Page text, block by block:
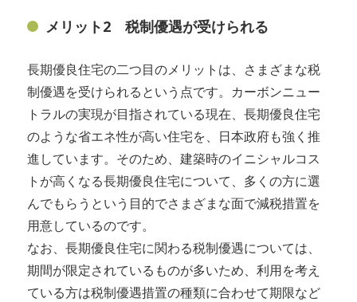
メリット2 税制優遇が受けられる
長期優良住宅の二つ目のメリットは、さまざまな税
制優遇を受けられるという点です。カーボンニュー
トラルの実現が目指されている現在、長期優良住宅
のような省エネ性が高い住宅を、日本政府も強く推
進しています。そのため、建築時のイニシャルコス
トが高くなる長期優良住宅について、多くの方に選
んでもらうという目的でさまざまな面で減税措置を
用意しているのです。
なお、長期優良住宅に関わる税制優遇については、
期間が限定されているものが多いため、利用を考え
ている方は税制優遇措置の種類に合わせて期限など